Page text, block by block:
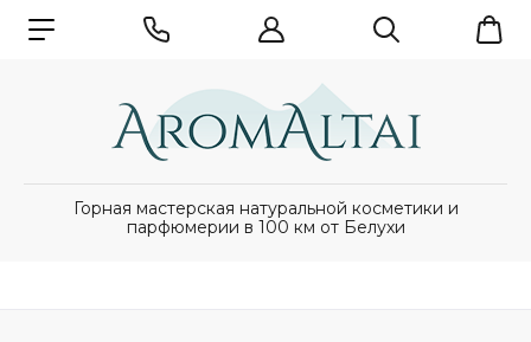
Горная мастерская натуральной косметики и
парфюмерии в 100 км от Белухи